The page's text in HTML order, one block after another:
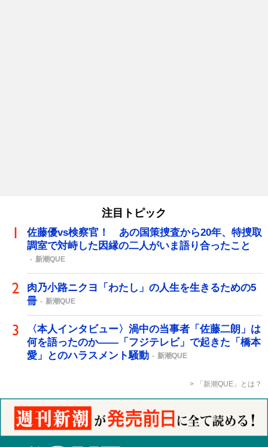
注目トピック
佐藤優vs検察官！ あの国策捜査から20年、特捜取
調室で対峙した因縁の二人がいま語り合ったこと
新潮QUE
肉乃小路ニクヨ「わたし」の人生を生きるための5
冊
新潮QUE
〈本人インタビュー〉渦中の当事者「佐藤二朗」は
何を語ったのか――「フジテレビ」で起きた「橋本
愛」とのハラスメント騒動
新潮QUE
「新潮QUE」とは？